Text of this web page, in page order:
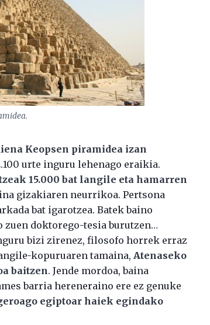
Keopsen piramidea izan
urte inguru lehenago eraikia.
15.000 bat langile eta hamarren
gizakiaren neurrikoa. Pertsona
bat igarotzea. Batek baino
zuen doktorego-tesia burutzen…
bizi zirenez, filosofo horrek erraz
kopuruaren tamaina,Atenaseko
baitzen. Jende mordoa, baina
barria hereneraino ere ez genuke
egiptoar haiek egindako